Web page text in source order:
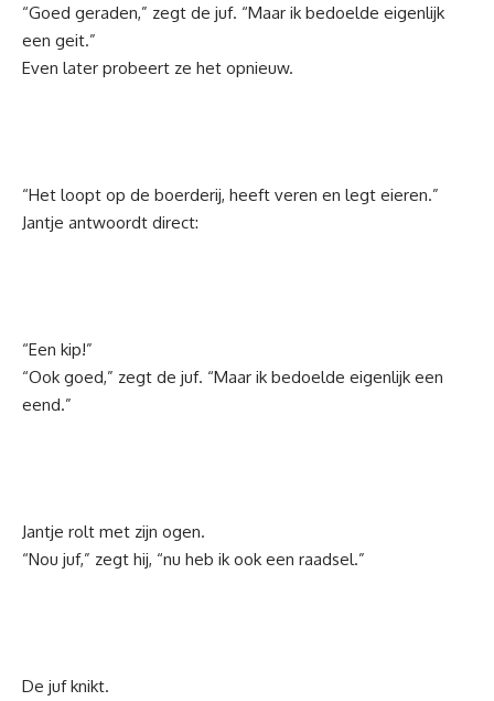
“Goed geraden,” zegt de juf. “Maar ik bedoelde eigenlijk
een geit.”
Even later probeert ze het opnieuw.
“Het loopt op de boerderij, heeft veren en legt eieren.”
Jantje antwoordt direct:
“Een kip!”
“Ook goed,” zegt de juf. “Maar ik bedoelde eigenlijk een
eend.”
Jantje rolt met zijn ogen.
“Nou juf,” zegt hij, “nu heb ik ook een raadsel.”
De juf knikt.